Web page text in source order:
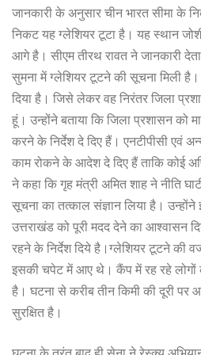
जानकारी के अनुसार चीन भारत सीमा के
निकट यह ग्लेशियर टूटा है। यह स्थान
आगे है। सीएम तीरथ रावत ने जानकारी
सुमना में ग्लेशियर टूटने की सूचना मिली
दिया है। जिसे लेकर वह निरंतर जिला
हूं। उन्होंने बताया कि जिला प्रशासन को
करने के निर्देश दे दिए हैं। एनटीपीसी एवं
काम रोकने के आदेश दे दिए हैं ताकि कोई
ने कहा कि गृह मंत्री अमित शाह ने नीति
सूचना का तत्काल संज्ञान लिया है।
उत्तराखंड को पूरी मदद देने का आश्वासन
रहने के निर्देश दिये है।ग्लेशियर टूटने की
इसकी चपेट में आए थे। कैंप में रह रहे लोगों
है। घटना से करीब तीन किमी की दूरी पर
सुरक्षित है।